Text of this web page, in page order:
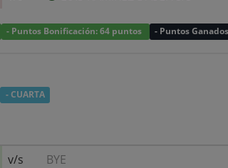
- Puntos Bonificación: 64 puntos - Puntos
- CUARTA
v/s BYE